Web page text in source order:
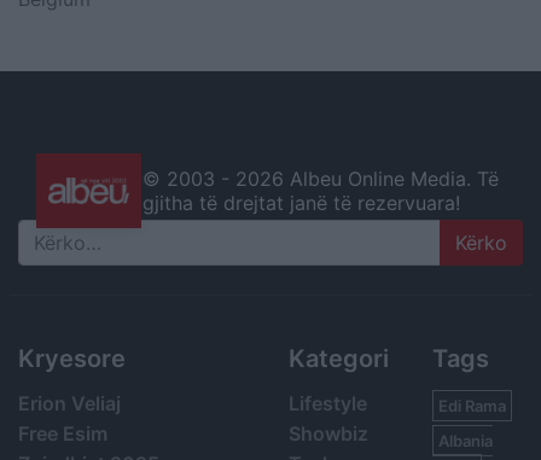
© 2003 - 2026 Albeu Online Media. Të
gjitha të drejtat janë të rezervuara!
Search
Kryesore
Erion Veliaj
Free Esim
Kategori
Lifestyle
Showbiz
Tags
Edi Rama
Albania